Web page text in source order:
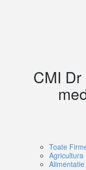
CMI
Toate
Agricultura
Alimentatie